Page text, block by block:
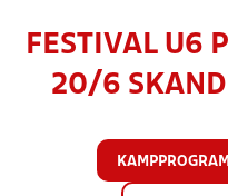
FESTIVAL U6
20/6
KAMPPROGRAM